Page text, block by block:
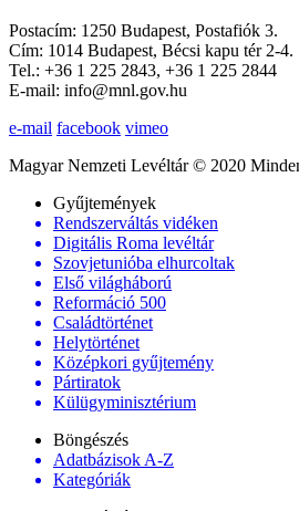
Postacím: 1250 Budapest, Postafiók 3.
Cím: 1014 Budapest, Bécsi kapu tér 2-4.
Tel.: +36 1 225 2843, +36 1 225 2844
E-mail: info@mnl.gov.hu
e-mail facebook vimeo
Magyar Nemzeti Levéltár © 2020
Gyűjtemények
Rendszerváltás vidéken
Digitális Roma levéltár
Szovjetunióba elhurcoltak
Első világháború
Reformáció 500
Családtörténet
Helytörténet
Középkori gyűjtemény
Pártiratok
Külügyminisztérium
Böngészés
Adatbázisok A-Z
Kategóriák